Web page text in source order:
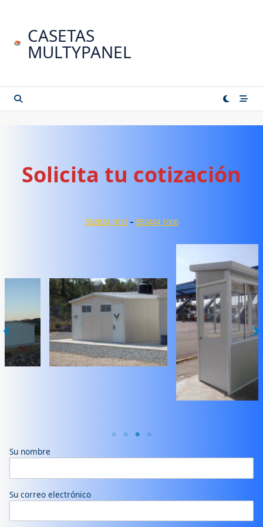
contenidoCASETAS
MULTYPANEL
Solicita tu cotización
552824 1013– 552484 1006
Su nombre
Su correo electrónico